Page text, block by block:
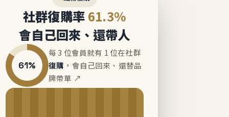
社群復購率 61.3%
會自己回來、還帶人
61%
每 3 位會員就有 1 位在社群
復購 ，會自己回來、還替品
牌帶單 ↗